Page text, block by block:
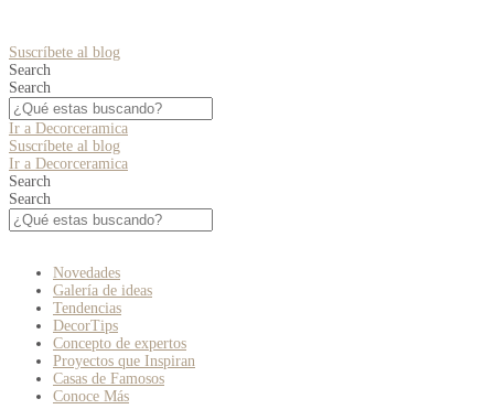
Suscríbete al blog
Search
Search
Ir a Decorceramica
Suscríbete al blog
Ir a Decorceramica
Search
Search
Novedades
Galería de ideas
Tendencias
DecorTips
Concepto de expertos
Proyectos que Inspiran
Casas de Famosos
Conoce Más